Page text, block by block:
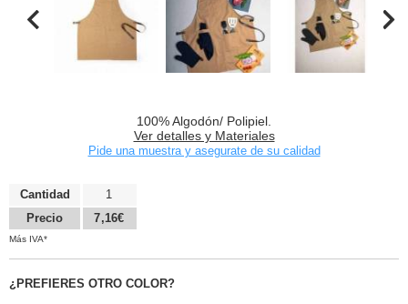
100% Algodón/ Polipiel.
Ver detalles y Materiales
Pide una muestra y asegurate de su calidad
Cantidad
Precio
1
7,16€
Más IVA*
¿PREFIERES OTRO COLOR?